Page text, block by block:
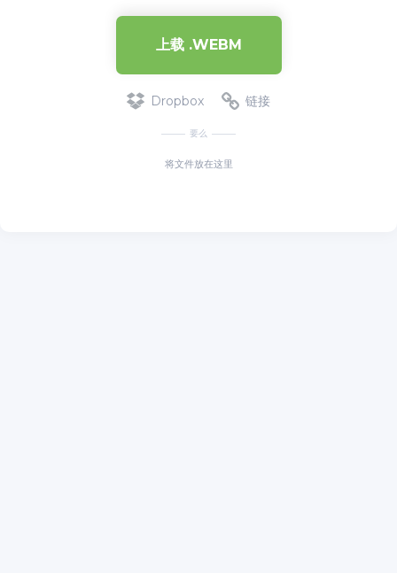
上载 .WEBM
Dropbox 链接
要么
将文件放在这里